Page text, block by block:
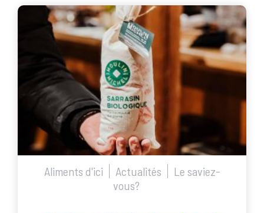
Aliments d'ici Actualités
Le saviez-
vous?